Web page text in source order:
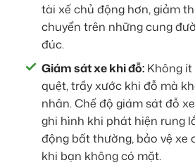
tài xế chủ động hơn, giảm
chuyển trên những cung
đúc.
Giám sát xe khi đỗ: Không
quệt, trầy xước khi đỗ mà
nhân. Chế độ giám sát đỗ
ghi hình khi phát hiện rung
động bất thường, bảo vệ xe
khi bạn không có mặt.